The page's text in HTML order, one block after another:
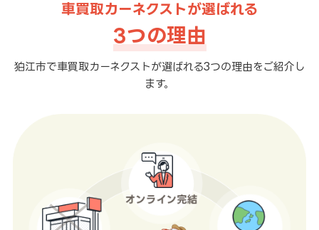
車買取カーネクストが選ばれる
3つの理由
狛江市で車買取カーネクストが選ばれる3つの理由をご紹介し
ます。